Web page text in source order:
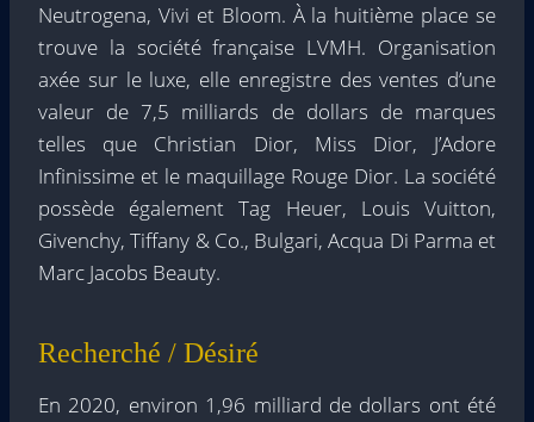
Neutrogena, Vivi et Bloom. À la huitième place se
trouve la société française LVMH. Organisation
axée sur le luxe, elle enregistre des ventes d’une
valeur de 7,5 milliards de dollars de marques
telles que Christian Dior, Miss Dior, J’Adore
Infinissime et le maquillage Rouge Dior. La société
possède également Tag Heuer, Louis Vuitton,
Givenchy, Tiffany & Co., Bulgari, Acqua Di Parma et
Marc Jacobs Beauty.
Recherché / Désiré
En 2020, environ 1,96 milliard de dollars ont été